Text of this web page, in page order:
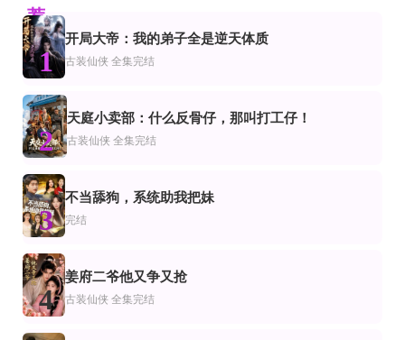
荐
更新全集
重生女判官我在都市抓诡有奖金
全83集
八朵金花有福，六零猎户爹进山挖宝藏
全集
玄门小祖宗修仙回来了第一季
第61-81集完结
再度重逢
完结
唐医生他有亿点宠
全集完结
琴遇良辰之大周迷局
娇生惯养
这一世，我替她活
风从海底来
刘博洋&崔秀子
全集完结
许愿咖啡馆
全集完结
深宫恨
正片
风刀书生从壮丁到大魏战神2
正片全集完结
完结
1
开局大帝：我的弟子全是逆天体质
古装仙侠 全集完结
2
天庭小卖部：什么反骨仔，那叫打工仔！
古装仙侠 全集完结
3
不当舔狗，系统助我把妹
完结
4
姜府二爷他又争又抢
古装仙侠 全集完结